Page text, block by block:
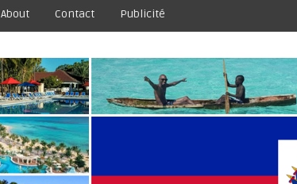
About Contact Publicité